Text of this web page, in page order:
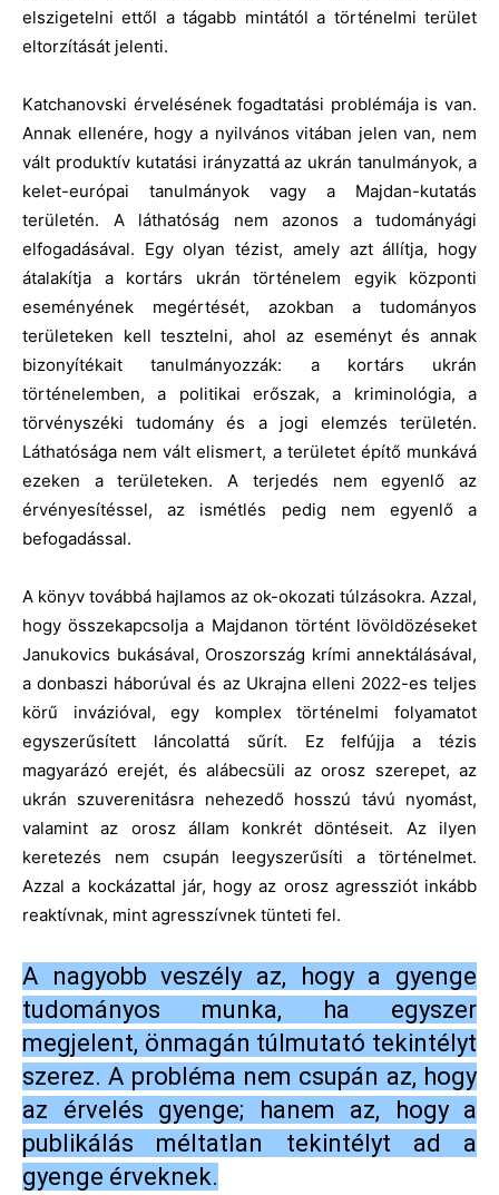
elszigetelni ettől a tágabb mintától a történelmi terület
eltorzítását jelenti.
Katchanovski érvelésének fogadtatási problémája is van.
Annak ellenére, hogy a nyilvános vitában jelen van, nem
vált produktív kutatási irányzattá az ukrán tanulmányok, a
kelet-európai tanulmányok vagy a Majdan-kutatás
területén. A láthatóság nem azonos a tudományági
elfogadásával. Egy olyan tézist, amely azt állítja, hogy
átalakítja a kortárs ukrán történelem egyik központi
eseményének megértését, azokban a tudományos
területeken kell tesztelni, ahol az eseményt és annak
bizonyítékait tanulmányozzák: a kortárs ukrán
történelemben, a politikai erőszak, a kriminológia, a
törvényszéki tudomány és a jogi elemzés területén.
Láthatósága nem vált elismert, a területet építő munkává
ezeken a területeken. A terjedés nem egyenlő az
érvényesítéssel, az ismétlés pedig nem egyenlő a
befogadással.
A könyv továbbá hajlamos az ok-okozati túlzásokra. Azzal,
hogy összekapcsolja a Majdanon történt lövöldözéseket
Janukovics bukásával, Oroszország krími annektálásával,
a donbaszi háborúval és az Ukrajna elleni 2022-es teljes
körű invázióval, egy komplex történelmi folyamatot
egyszerűsített láncolattá sűrít. Ez felfújja a tézis
magyarázó erejét, és alábecsüli az orosz szerepet, az
ukrán szuverenitásra nehezedő hosszú távú nyomást,
valamint az orosz állam konkrét döntéseit. Az ilyen
keretezés nem csupán leegyszerűsíti a történelmet.
Azzal a kockázattal jár, hogy az orosz agressziót inkább
reaktívnak, mint agresszívnek tünteti fel.
A nagyobb veszély az, hogy a gyenge
tudományos munka, ha egyszer
megjelent, önmagán túlmutató tekintélyt
szerez. A probléma nem csupán az, hogy
az érvelés gyenge; hanem az, hogy a
publikálás méltatlan tekintélyt ad a
gyenge érveknek.